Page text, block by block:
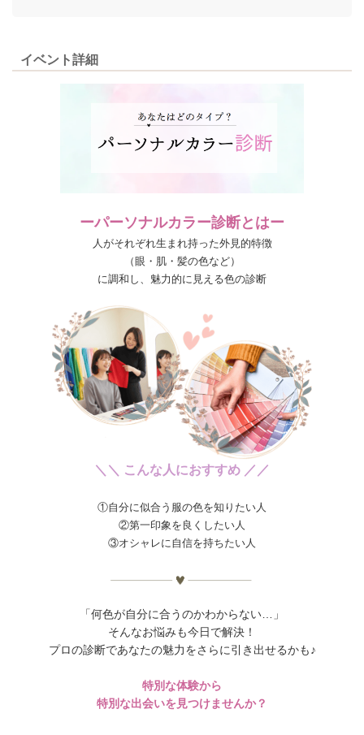
イベント詳細
ーパーソナルカラー診断とはー
人がそれぞれ生まれ持った外見的特徴
（眼・肌・髪の色など）
に調和し、魅力的に見える色の診断
＼＼ こんな人におすすめ ／／
①自分に似合う服の色を知りたい人
②第一印象を良くしたい人
③オシャレに自信を持ちたい人
「何色が自分に合うのかわからない…」
そんなお悩みも今日で解決！
プロの診断であなたの魅力をさらに引き出せるかも♪
特別な体験から
特別な出会いを見つけませんか？